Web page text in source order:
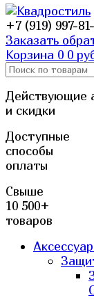
+7 (919) 997-
Заказать
Корзина 0 0
Действующие
и скидки
Доступные
способы
оплаты
Свыше
10 500+
товаров